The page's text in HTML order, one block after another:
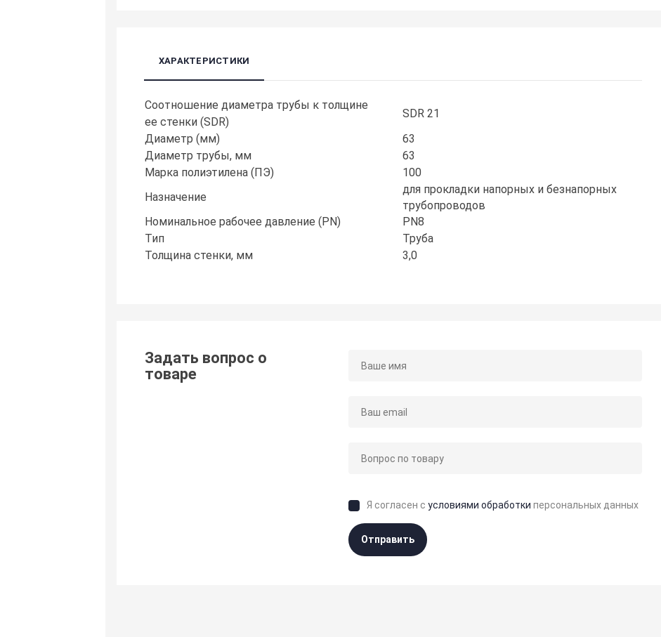
ХАРАКТЕРИСТИКИ
Cоотношение диаметра трубы к толщине
ее стенки (SDR)
SDR 21
Диаметр (мм)
63
Диаметр трубы, мм
63
Марка полиэтилена (ПЭ)
100
Назначение
для прокладки напорных и безнапорных
трубопроводов
Номинальное рабочее давление (PN)
PN8
Тип
Труба
Толщина стенки, мм
3,0
Задать вопрос о
товаре
Я согласен с условиями обработки персональных данных
Отправить